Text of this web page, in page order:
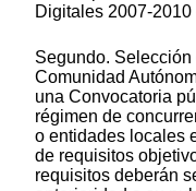
Digitales 2007-
Segundo.
Comunidad
una Convocatoria
régimen de
o entidades locales
de requisitos
requisitos deberán